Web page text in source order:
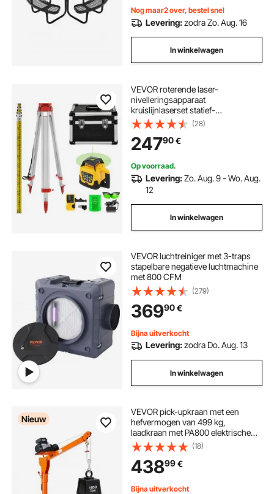
Nog maar2 over, bestel snel
Levering:zodra Zo. Aug. 16
In winkelwagen
VEVOR roterende laser-
nivelleringsapparaat
kruislijnlaserset statief-
nivelleringsstaf
(28)
24790€
Op voorraad.
Levering:Zo. Aug. 9 - Wo. Aug.
12
In winkelwagen
VEVOR luchtreiniger met 3-traps
stapelbare negatieve luchtmachine
met 800 CFM
(279)
36990€
Bijna uitverkocht
Levering:zodra Do. Aug. 13
In winkelwagen
Nieuw
VEVOR pick-upkraan met een
hefvermogen van 499 kg,
laadkraan met PA800 elektrische
lier, hijskraan met verstelbare
telescopische giek, 360° zwenkring
en afstandsbediening,
hijsapparatuur voor de bouw en
bosbouw.
(18)
43899€
Bijna uitverkocht